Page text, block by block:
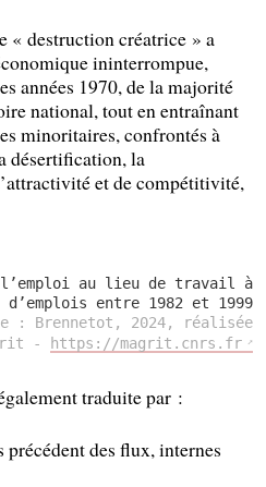
« destruction créatrice » a
ininterrompue,
années 1970, de la majorité
national, tout en entraînant
minoritaires, confrontés à
désertification, la
et de compétitivité,
l’emploi au lieu de travail à
entre 1982 et 1999
: Brennetot, 2024, réalisée
-
https://magrit.cnrs.fr
traduite par :
précédent des flux, internes